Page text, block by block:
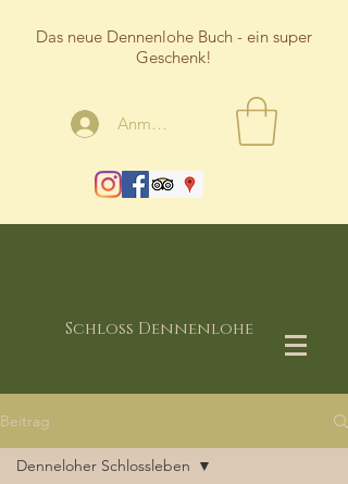
Das neue Dennenlohe Buch - ein super
Geschenk!
Anmelden
Schloss Dennenlohe
Beitrag
Denneloher Schlossleben